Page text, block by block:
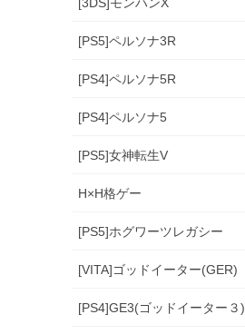
[PS5]ペルソナ3R
[PS4]ペルソナ5R
[PS4]ペルソナ5
[PS5]女神転生V
H×H格ゲー
[PS5]ホグワーツレガシー
[VITA]ゴッドイーター(GER)
[PS4]GE3(ゴッドイーター３)